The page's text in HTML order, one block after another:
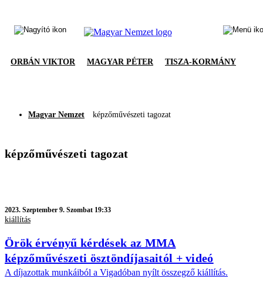
ORBÁN VIKTOR MAGYAR PÉTER TISZA-KORMÁNY
Magyar Nemzet képzőművészeti tagozat
képzőművészeti tagozat
2023. Szeptember 9. Szombat 19:33
kiállítás
Örök érvényű kérdések az MMA
képzőművészeti ösztöndíjasaitól + videó
A díjazottak munkáiból a Vigadóban nyílt összegző kiállítás.